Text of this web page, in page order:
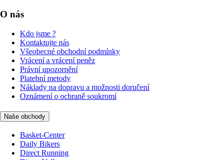
O nás
Kdo jsme ?
Kontaktujte nás
Všeobecné obchodní podmínky
Vrácení a vrácení peněz
Právní upozornění
Platební metody
Náklady na dopravu a možnosti doručení
Oznámení o ochraně soukromí
Naše obchody
Basket-Center
Daily Bikers
Direct Running